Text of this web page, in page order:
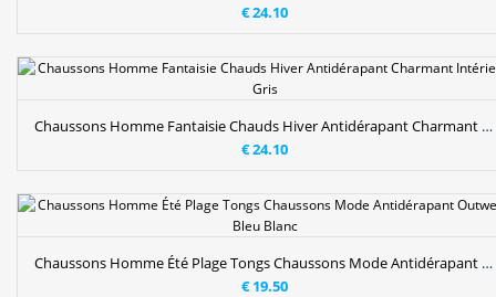
€ 24.10
Chaussons Homme Fantaisie Chauds Hiver Antidérapant Charmant Intérieur Gris
€ 24.10
Chaussons Homme Été Plage Tongs Chaussons Mode Antidérapant Outwear Bleu Blanc
€ 19.50